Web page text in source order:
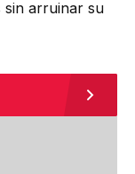
sin arruinar su